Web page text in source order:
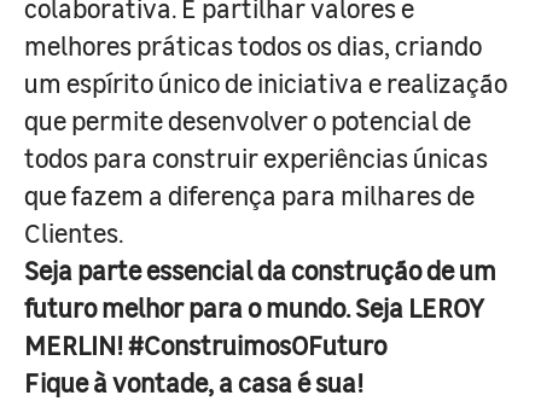
colaborativa. É partilhar valores e
melhores práticas todos os dias, criando
um espírito único de iniciativa e realização
que permite desenvolver o potencial de
todos para construir experiências únicas
que fazem a diferença para milhares de
Clientes.
Seja parte essencial da construção de um
futuro melhor para o mundo. Seja LEROY
MERLIN! #ConstruimosOFuturo
Fique à vontade, a casa é sua!